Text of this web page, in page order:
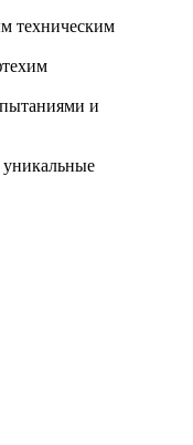
техническим
и